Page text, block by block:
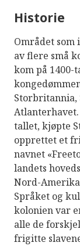
Historie
Området som
av flere små
kom på 1400-
Storbritannia,
tallet, kjøpte
opprettet et
navnet
landets
Nord-
Språket og
kolonien var
alle de
frigitte